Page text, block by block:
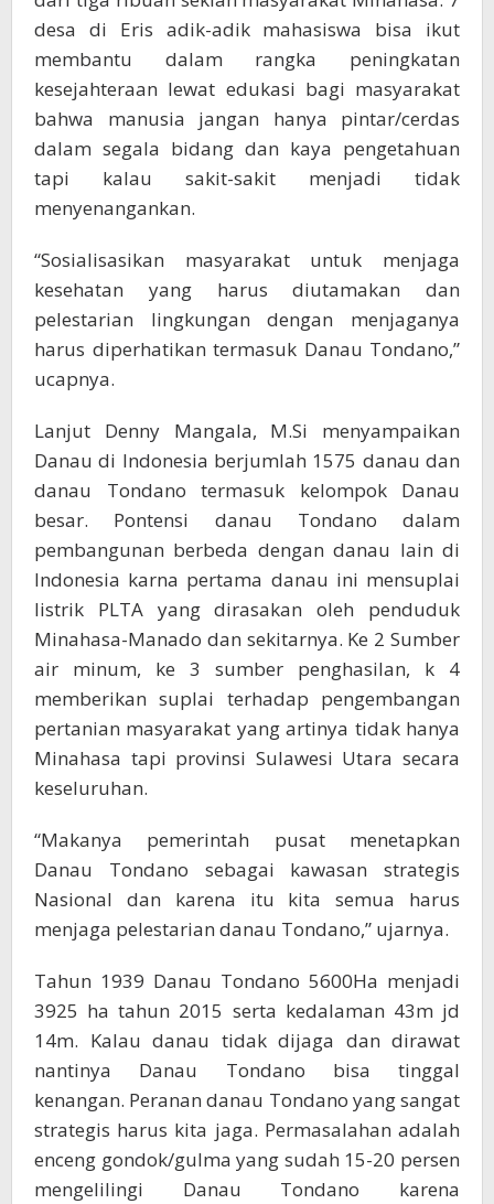
desa di Eris adik-adik mahasiswa bisa ikut
membantu dalam rangka peningkatan
kesejahteraan lewat edukasi bagi masyarakat
bahwa manusia jangan hanya pintar/cerdas
dalam segala bidang dan kaya pengetahuan
tapi kalau sakit-sakit menjadi tidak
menyenangankan.
“Sosialisasikan masyarakat untuk menjaga
kesehatan yang harus diutamakan dan
pelestarian lingkungan dengan menjaganya
harus diperhatikan termasuk Danau Tondano,”
ucapnya.
Lanjut Denny Mangala, M.Si menyampaikan
Danau di Indonesia berjumlah 1575 danau dan
danau Tondano termasuk kelompok Danau
besar. Pontensi danau Tondano dalam
pembangunan berbeda dengan danau lain di
Indonesia karna pertama danau ini mensuplai
listrik PLTA yang dirasakan oleh penduduk
Minahasa-Manado dan sekitarnya. Ke 2 Sumber
air minum, ke 3 sumber penghasilan, k 4
memberikan suplai terhadap pengembangan
pertanian masyarakat yang artinya tidak hanya
Minahasa tapi provinsi Sulawesi Utara secara
keseluruhan.
“Makanya pemerintah pusat menetapkan
Danau Tondano sebagai kawasan strategis
Nasional dan karena itu kita semua harus
menjaga pelestarian danau Tondano,” ujarnya.
Tahun 1939 Danau Tondano 5600Ha menjadi
3925 ha tahun 2015 serta kedalaman 43m jd
14m. Kalau danau tidak dijaga dan dirawat
nantinya Danau Tondano bisa tinggal
kenangan. Peranan danau Tondano yang sangat
strategis harus kita jaga. Permasalahan adalah
enceng gondok/gulma yang sudah 15-20 persen
mengelilingi Danau Tondano karena